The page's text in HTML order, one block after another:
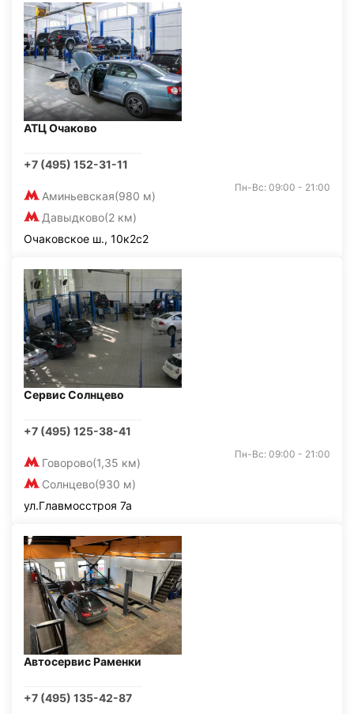
АТЦ Очаково
+7 (495) 152-31-11
Аминьевская(980 м)
Давыдково(2 км)
Пн-Вс: 09:00 - 21:00
Очаковское ш., 10к2с2
Сервис Солнцево
+7 (495) 125-38-41
Говорово(1,35 км)
Солнцево(930 м)
Пн-Вс: 09:00 - 21:00
ул.Главмосстроя 7а
Автосервис Раменки
+7 (495) 135-42-87